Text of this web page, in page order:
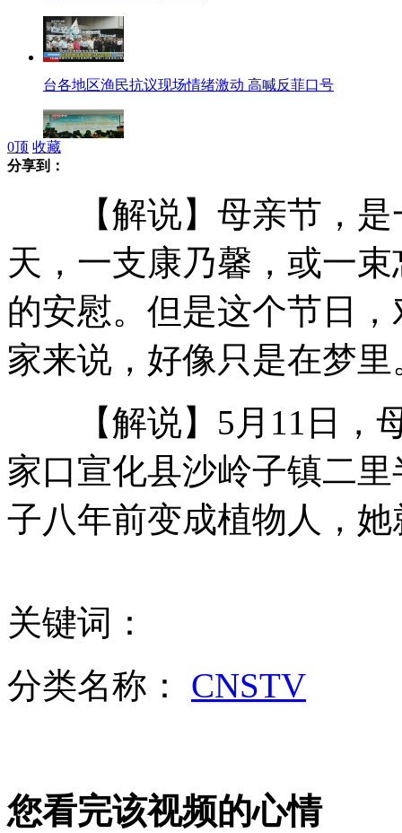
台各地区渔民抗议现场情绪激动 高喊反菲口号
专家：深海鱼类辅食汞超标目前无有效解决办法
为治癌误信“神医” 拔罐致病恶化窒息死亡
深圳：母亲捆绑女童暴晒惩罚
上海一2岁幼童独自发动货车连撞三车
女孩北京地铁殴打老人 痛下狠手拳打脚踢
0顶 收藏
分享到：
【解说】母亲节，是
天，一支康乃馨，或一
的安慰。但是这个节日
家来说，好像只是在梦里
【解说】5月11日，母
家口宣化县沙岭子镇二
子八年前变成植物人，
关键词：
分类名称： CNSTV
您看完该视频的心情